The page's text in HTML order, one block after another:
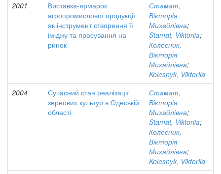
2001
Виставка-ярмарок
агропромислової продукції
як інструмент створення її
іміджу та просування на
ринок
Стамат,
Вікторія
Михайлівна;
Stamat, Viktoriia;
Колесник,
Вікторія
Михайлівна;
Kolesnyk, Viktoriia
2004
Сучасний стан реалізації
зернових культур в Одеській
області
Стамат,
Вікторія
Михайлівна;
Stamat, Viktoriia;
Колесник,
Вікторія
Михайлівна;
Kolesnyk, Viktoriia